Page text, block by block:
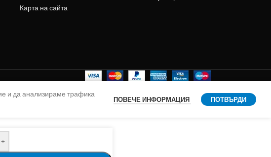
Карта на сайта
и да анализираме трафика
ПОВЕЧЕ ИНФОРМАЦИЯ ПОТВЪРДИ
+